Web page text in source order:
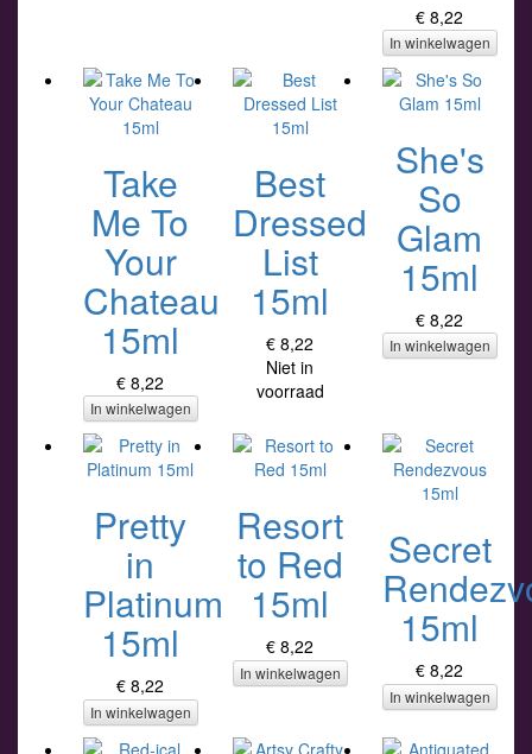
€ 8,22
In winkelwagen
Take
Me To
Your
Chateau
15ml
€ 8,22
In winkelwagen
Best
Dressed
List
15ml
€ 8,22
Niet in
voorraad
She's
So
Glam
15ml
€ 8,22
In winkelwagen
Pretty
in
Platinum
15ml
€ 8,22
In winkelwagen
Resort
to Red
15ml
€ 8,22
In winkelwagen
Secret
15ml
€ 8,22
In winkelwagen